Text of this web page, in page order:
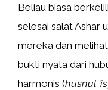
Beliau biasa
selesai salat Ashar
mereka dan
bukti nyata dari
harmonis (husnul